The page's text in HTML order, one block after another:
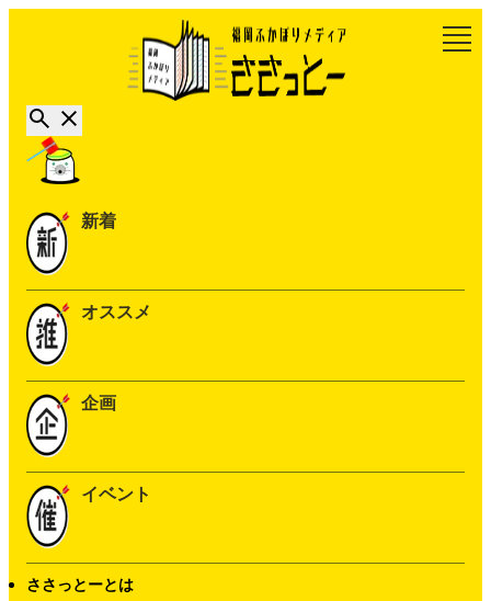
新着
オススメ
企画
イベント
ささっとーとは